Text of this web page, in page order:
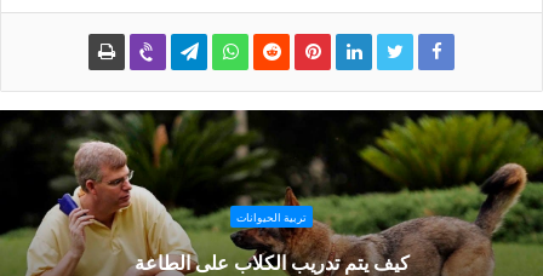
تربية الحيوانات
كيف يتم تدريب الكلاب على الطاعة